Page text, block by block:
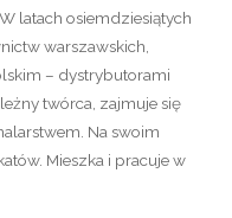
latach osiemdziesiątych
warszawskich,
– dystrybutorami
twórca, zajmuje się
Na swoim
Mieszka i pracuje w